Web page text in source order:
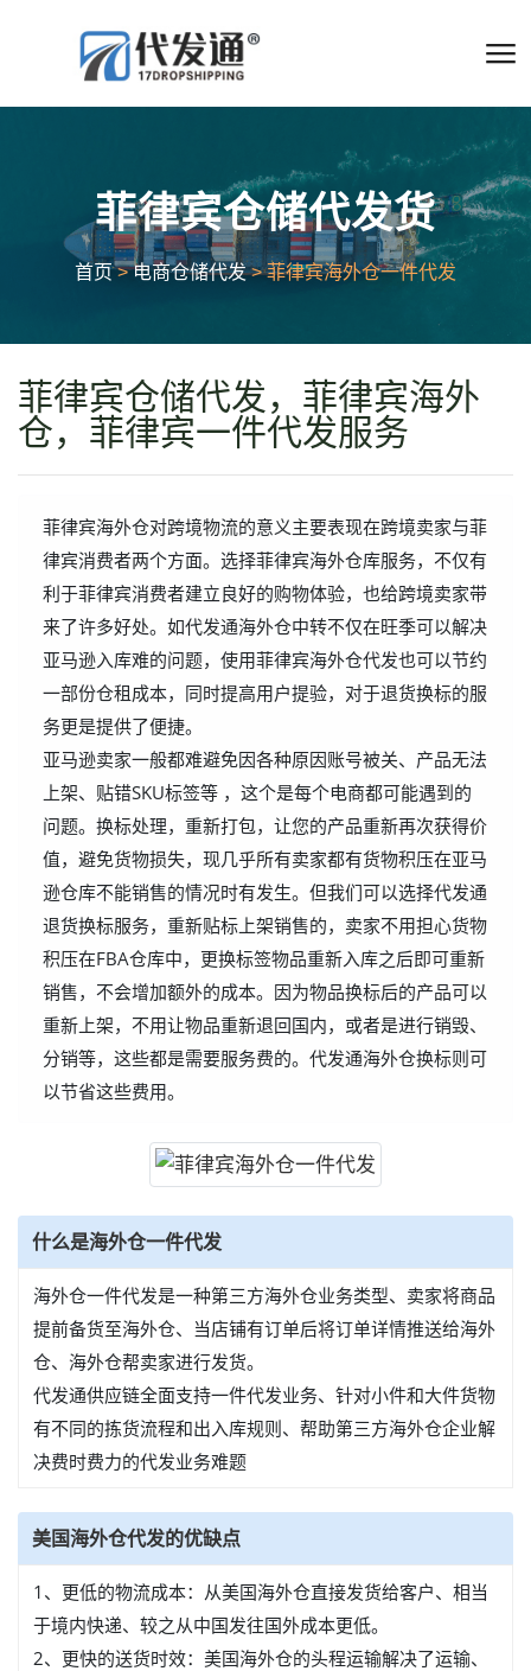
菲律宾仓储代发货
首页>电商仓储代发> 菲律宾海外仓一件代发
菲律宾仓储代发，菲律宾海外
仓，菲律宾一件代发服务
菲律宾海外仓对跨境物流的意义主要表现在跨境卖家与菲
律宾消费者两个方面。选择菲律宾海外仓库服务，不仅有
利于菲律宾消费者建立良好的购物体验，也给跨境卖家带
来了许多好处。如代发通海外仓中转不仅在旺季可以解决
亚马逊入库难的问题，使用菲律宾海外仓代发也可以节约
一部份仓租成本，同时提高用户提验，对于退货换标的服
务更是提供了便捷。
亚马逊卖家一般都难避免因各种原因账号被关、产品无法
上架、贴错SKU标签等 ，这个是每个电商都可能遇到的
问题。换标处理，重新打包，让您的产品重新再次获得价
值，避免货物损失，现几乎所有卖家都有货物积压在亚马
逊仓库不能销售的情况时有发生。但我们可以选择代发通
退货换标服务，重新贴标上架销售的，卖家不用担心货物
积压在FBA仓库中，更换标签物品重新入库之后即可重新
销售，不会增加额外的成本。因为物品换标后的产品可以
重新上架，不用让物品重新退回国内，或者是进行销毁、
分销等，这些都是需要服务费的。代发通海外仓换标则可
以节省这些费用。
什么是海外仓一件代发
海外仓一件代发是一种第三方海外仓业务类型、卖家将商品
提前备货至海外仓、当店铺有订单后将订单详情推送给海外
仓、海外仓帮卖家进行发货。
代发通供应链全面支持一件代发业务、针对小件和大件货物
有不同的拣货流程和出入库规则、帮助第三方海外仓企业解
决费时费力的代发业务难题
美国海外仓代发的优缺点
1、更低的物流成本：从美国海外仓直接发货给客户、相当
于境内快递、较之从中国发往国外成本更低。
2、更快的送货时效：美国海外仓的头程运输解决了运输、